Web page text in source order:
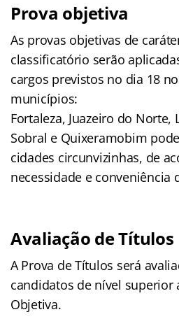
Prova objetiva
As provas objetivas de
classificatório serão
cargos previstos no dia 18
municípios:
Fortaleza, Juazeiro do
Sobral e Quixeramobim
cidades circunvizinhas, de
necessidade e conveniência
Avaliação de Títulos
A Prova de Títulos será
candidatos de nível superior
Objetiva.